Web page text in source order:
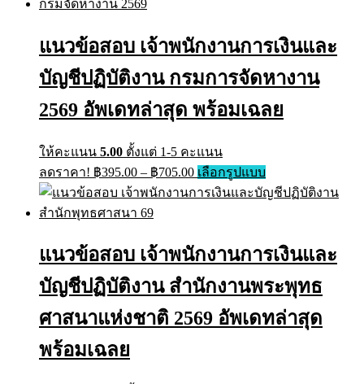
options
be
chosen
on
the
แนวข้อสอบ เจ้าพนักงานการเงินและ
บัญชีปฏิบัติงาน กรมการจัดหางาน
2569 อัพเดทล่าสุด พร้อมเฉลย
ให้คะแนน 5.00 ตั้งแต่ 1-5 คะแนน
ลดราคา! ฿395.00 – ฿705.00Price
range:
฿395.00
เลือกรูปแบบThis
product
has
The
options
be
chosen
on
the
แนวข้อสอบ เจ้าพนักงานการเงินและ
บัญชีปฏิบัติงาน สำนักงานพระพุทธ
ศาสนาแห่งชาติ 2569 อัพเดทล่าสุด
พร้อมเฉลย